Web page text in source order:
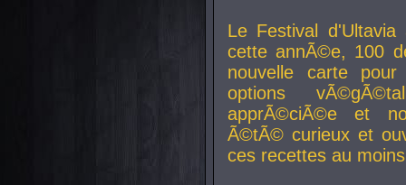
Le Festival
cette annÃ©e, 100
nouvelle carte
options
apprÃ©ciÃ©e et
Ã©tÃ© curieux et
ces recettes au